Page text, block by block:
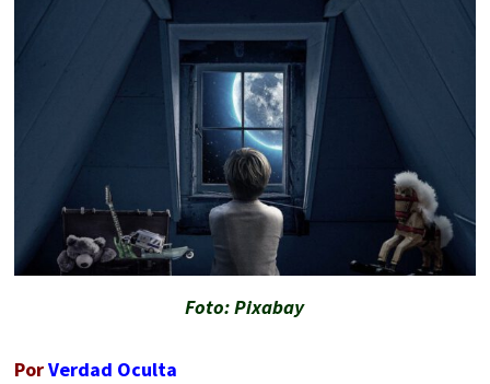
Foto: Pixabay
PorVerdad Oculta